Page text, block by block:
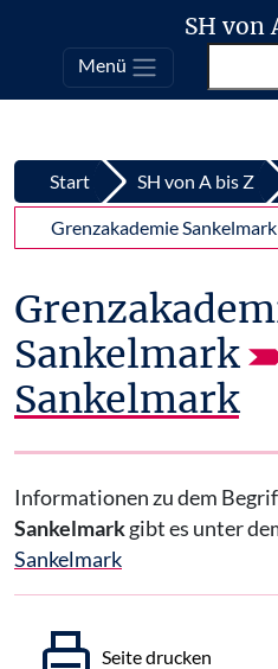
Top
Zum Inhalt springen
SH von
Menü
Start SH von A bis Z
Grenzakademie Sankelmark
Sankelmark
Sankelmark
Informationen zu dem
Sankelmarkgibt es unter
Sankelmark
Seite drucken